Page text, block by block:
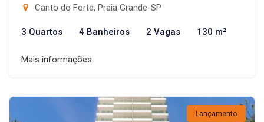
Canto do Forte, Praia Grande-SP
3 Quartos 4 Banheiros 2 Vagas 130 m²
Mais informações
Lançamento